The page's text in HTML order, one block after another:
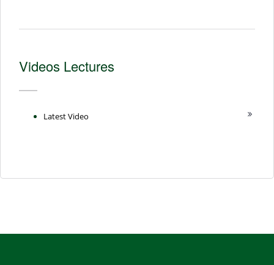
Videos Lectures
Latest Video